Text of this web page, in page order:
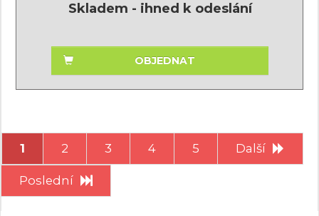
Skladem - ihned k odeslání
OBJEDNAT
1 2 3 4 5 Další
Poslední